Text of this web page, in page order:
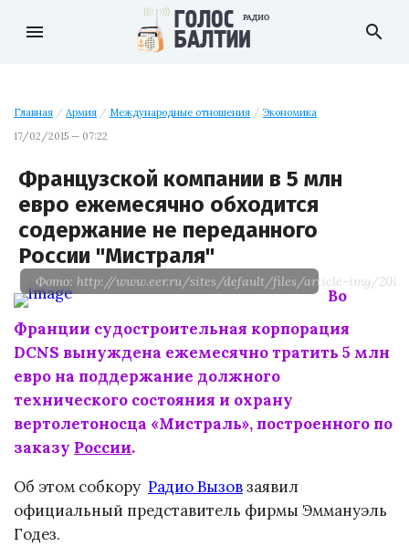
menu search
Главная / Армия / Международные отношения / Экономика
17/02/2015 — 07:22
Французской компании в 5 млн
евро ежемесячно обходится
содержание не переданного
России "Мистраля"
Фото: http://www.eer.ru/sites/default/files/article-img/
Во
Франции судостроительная корпорация
DCNS вынуждена ежемесячно тратить 5 млн
евро на поддержание должного
технического состояния и охрану
вертолетоносца «Мистраль», построенного по
заказу России.
Об этом собкору Радио Вызовзаявил
официальный представитель фирмы Эммануэль
Годез.